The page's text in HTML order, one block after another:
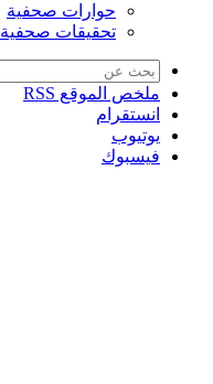
حوارات صحفية
تحقيقات صحفية
ملخص الموقع RSS
انستقرام
يوتيوب
فيسبوك